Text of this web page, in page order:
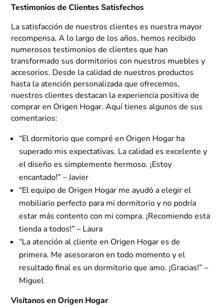
Testimonios de Clientes Satisfechos
La satisfacción de nuestros clientes es nuestra mayor
recompensa. A lo largo de los años, hemos recibido
numerosos testimonios de clientes que han
transformado sus dormitorios con nuestros muebles y
accesorios. Desde la calidad de nuestros productos
hasta la atención personalizada que ofrecemos,
nuestros clientes destacan la experiencia positiva de
comprar en Origen Hogar. Aquí tienes algunos de sus
comentarios:
“El dormitorio que compré en Origen Hogar ha
superado mis expectativas. La calidad es excelente y
el diseño es simplemente hermoso. ¡Estoy
encantado!” – Javier
“El equipo de Origen Hogar me ayudó a elegir el
mobiliario perfecto para mi dormitorio y no podría
estar más contento con mi compra. ¡Recomiendo esta
tienda a todos!” – Laura
“La atención al cliente en Origen Hogar es de
primera. Me asesoraron en todo momento y el
resultado final es un dormitorio que amo. ¡Gracias!” –
Miguel
Visítanos en Origen Hogar